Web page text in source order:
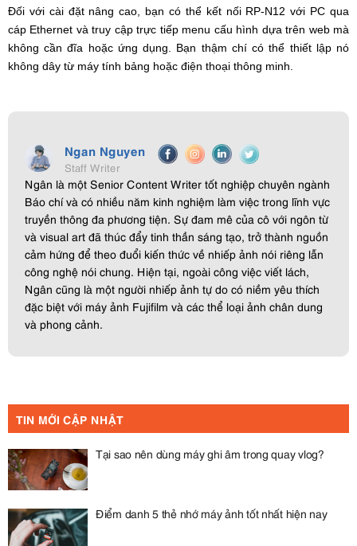
Đối với cài đặt nâng cao, bạn có thể kết nối RP-N12 với PC qua
cáp Ethernet và truy cập trực tiếp menu cấu hình dựa trên web mà
không cần đĩa hoặc ứng dụng. Bạn thậm chí có thể thiết lập nó
không dây từ máy tính bảng hoặc điện thoại thông minh.
Ngan Nguyen
Staff Writer
Ngân là một Senior Content Writer tốt nghiệp chuyên ngành
Báo chí và có nhiều năm kinh nghiệm làm việc trong lĩnh vực
truyền thông đa phương tiện. Sự đam mê của cô với ngôn từ
và visual art đã thúc đẩy tinh thần sáng tạo, trở thành nguồn
cảm hứng để theo đuổi kiến thức về nhiếp ảnh nói riêng lẫn
công nghệ nói chung. Hiện tại, ngoài công việc viết lách,
Ngân cũng là một người nhiếp ảnh tự do có niềm yêu thích
đặc biệt với máy ảnh Fujifilm và các thể loại ảnh chân dung
và phong cảnh.
TIN MỚI CẬP NHẬT
Tại sao nên dùng máy ghi âm trong quay vlog?
Điểm danh 5 thẻ nhớ máy ảnh tốt nhất hiện nay